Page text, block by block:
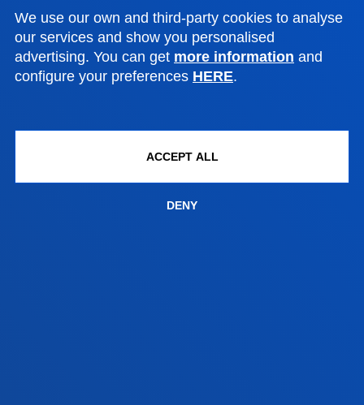
We use our own and third-party cookies to analyse
our services and show you personalised
advertising. You can get more information and
configure your preferences HERE.
ACCEPT ALL
DENY
ADMINISTRATIVE PROCEDURES
Bilbao campus
San Sebastian campus